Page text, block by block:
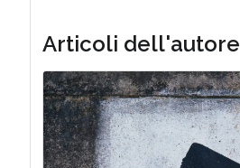
Articoli dell'autore